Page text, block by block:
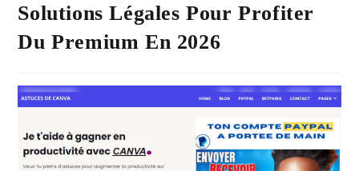
Solutions Légales Pour Profiter
Du Premium En 2026